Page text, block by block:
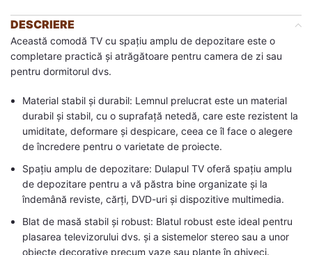
DESCRIERE
Această comodă TV cu spațiu amplu de depozitare este o
completare practică și atrăgătoare pentru camera de zi sau
pentru dormitorul dvs.
Material stabil și durabil: Lemnul prelucrat este un material
durabil și stabil, cu o suprafață netedă, care este rezistent la
umiditate, deformare și despicare, ceea ce îl face o alegere
de încredere pentru o varietate de proiecte.
Spațiu amplu de depozitare: Dulapul TV oferă spațiu amplu
de depozitare pentru a vă păstra bine organizate și la
îndemână reviste, cărți, DVD-uri și dispozitive multimedia.
Blat de masă stabil și robust: Blatul robust este ideal pentru
plasarea televizorului dvs. și a sistemelor stereo sau a unor
obiecte decorative precum vaze sau plante în ghiveci.